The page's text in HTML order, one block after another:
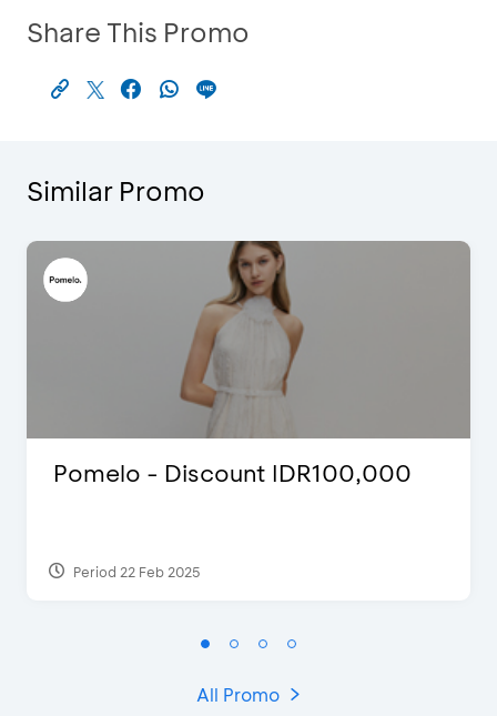
Share This Promo
Similar Promo
Pomelo - Discount IDR100,000
Period 22 Feb 2025
All Promo